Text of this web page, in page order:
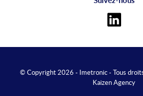
© Copyright 2026 - Imetronic - Tous
Kaizen Agency